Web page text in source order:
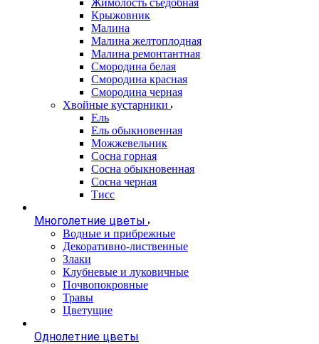
Жимолость съедобная
Крыжовник
Малина
Малина желтоплодная
Малина ремонтантная
Смородина белая
Смородина красная
Смородина черная
Хвойные кустарники
Ель
Ель обыкновенная
Можжевельник
Сосна горная
Сосна обыкновенная
Сосна черная
Тисс
Многолетние цветы
Водные и прибрежные
Декоративно-лиственные
Злаки
Клубневые и луковичные
Почвопокровные
Травы
Цветущие
Однолетние цветы